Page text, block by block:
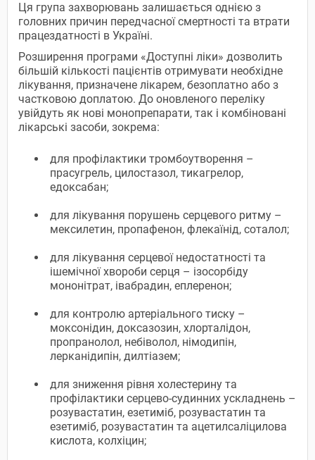
Ця група захворювань залишається однією з
головних причин передчасної смертності та втрати
працездатності в Україні.
Розширення програми «Доступні ліки» дозволить
більшій кількості пацієнтів отримувати необхідне
лікування, призначене лікарем, безоплатно або з
частковою доплатою. До оновленого переліку
увійдуть як нові монопрепарати, так і комбіновані
лікарські засоби, зокрема:
для профілактики тромбоутворення –
прасугрель, цилостазол, тикагрелор,
едоксабан;
для лікування порушень серцевого ритму –
мексилетин, пропафенон, флекаїнід, соталол;
для лікування серцевої недостатності та
ішемічної хвороби серця – ізосорбіду
мононітрат, івабрадин, еплеренон;
для контролю артеріального тиску –
моксонідин, доксазозин, хлорталідон,
пропранолол, небіволол, німодипін,
лерканідипін, дилтіазем;
для зниження рівня холестерину та
профілактики серцево-судинних ускладнень –
розувастатин, езетиміб, розувастатин та
езетиміб, розувастатин та ацетилсаліцилова
кислота, колхіцин;